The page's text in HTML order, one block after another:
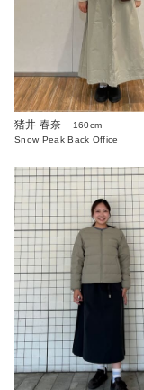
猪井 春奈
160cm
Snow Peak Back Office